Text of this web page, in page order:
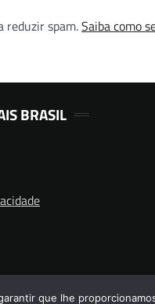
reduzir spam.Saiba como
BRASIL
que lhe